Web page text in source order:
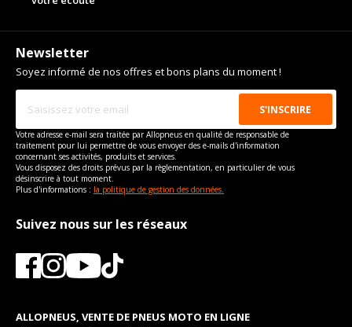
Newsletter
Soyez informé de nos offres et bons plans du moment !
Votre adresse e-mail sera traitée par Allopneus en qualité de responsable de
traitement pour lui permettre de vous envoyer des e-mails d'information
concernant ses activités, produits et services.
Vous disposez des droits prévus par la règlementation, en particulier de vous
désinscrire à tout moment.
Plus d'informations : la politique de gestion des données.
Suivez nous sur les réseaux
ALLOPNEUS, VENTE DE PNEUS MOTO EN LIGNE